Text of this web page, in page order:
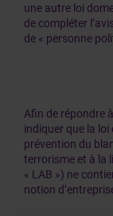
une autre loi
de compléter
de « personne
Afin de répondre
indiquer que la
prévention du
terrorisme et à la
« LAB ») ne
notion